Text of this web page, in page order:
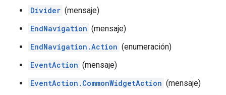
Divider (mensaje)
EndNavigation (mensaje)
EndNavigation.Action (enumeración)
EventAction (mensaje)
EventAction.CommonWidgetAction (mensaje)